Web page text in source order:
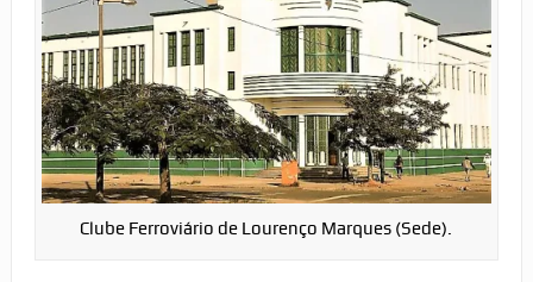
Clube Ferroviário de Lourenço Marques (Sede).